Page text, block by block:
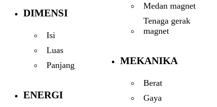
DIMENSI
Isi
Luas
Panjang
ENERGI
Medan magnet
Tenaga gerak
magnet
MEKANIKA
Berat
Gaya